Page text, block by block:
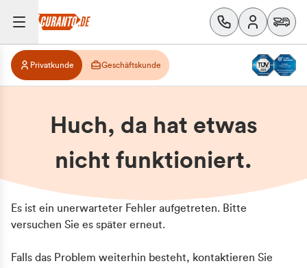
Privatkunde Geschäftskunde
Huch, da hat etwas
nicht funktioniert.
Es ist ein unerwarteter Fehler aufgetreten. Bitte
versuchen Sie es später erneut.
Falls das Problem weiterhin besteht, kontaktieren Sie